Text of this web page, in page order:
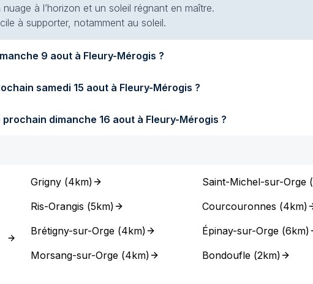
à l’horizon et un soleil régnant en maître.
à supporter, notamment au soleil.
Quel temps fera-t-il demain dimanche 9 aout à Fleury-Mérogis ?
Quel temps fera-t-il samedi prochain samedi 15 aout à Fleury-Mérogis ?
Quel temps fera-t-il dimanche prochain dimanche 16 aout à Fleury-Mérogis ?
Grigny (4km)
Ris-Orangis (5km)
Brétigny-sur-Orge (4km)
Morsang-sur-Orge (4km)
Saint-Michel-sur-Orge(
Courcouronnes (4km)
Épinay-sur-Orge(6km)
Bondoufle(2km)